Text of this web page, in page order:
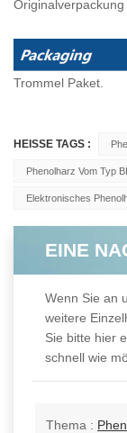
Trommel Paket.
HEISSE TAGS :
Phenolharz Vom Typ
Elektronisches
EINE
Wenn Sie an
weitere
Sie bitte hier
schnell wie
Thema :